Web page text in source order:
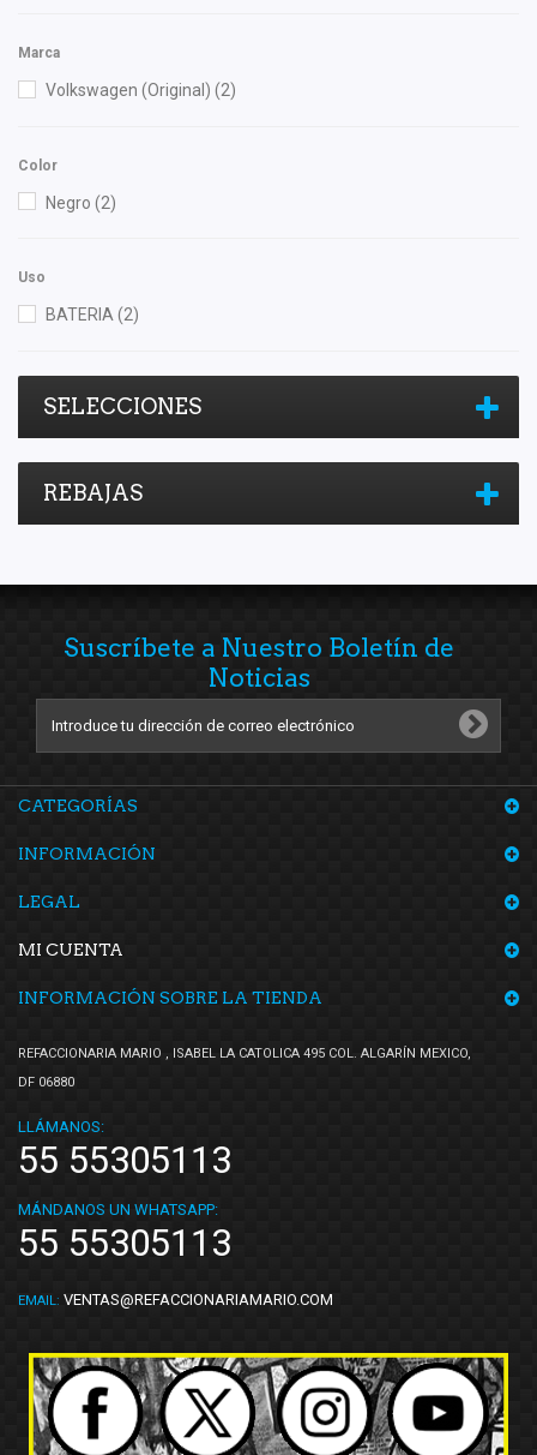
Marca
Volkswagen (Original) (2)
Color
Negro (2)
Uso
BATERIA(2)
SELECCIONES
REBAJAS
Suscríbete a Nuestro Boletín de
Noticias
CATEGORÍAS
INFORMACIÓN
LEGAL
MI CUENTA
INFORMACIÓN SOBRE LA TIENDA
REFACCIONARIA MARIO , ISABEL LA CATOLICA 495 COL. ALGARÍN MEXICO,
DF 06880
LLÁMANOS:
55 55305113
MÁNDANOS UN WHATSAPP:
55 55305113
EMAIL: VENTAS@REFACCIONARIAMARIO.COM